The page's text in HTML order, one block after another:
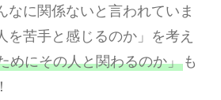
なに関係ないと言われていま
を苦手と感じるのか」を考え
めにその人と関わるのか」も